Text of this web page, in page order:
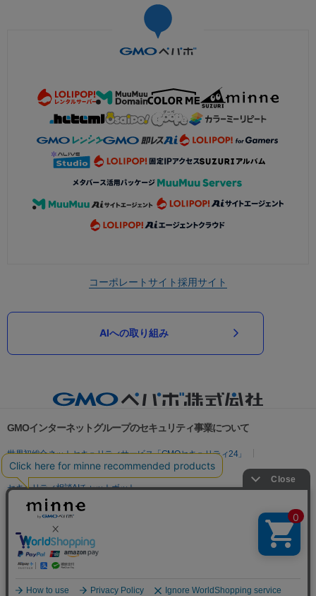
コーポレートサイト採用サイト
AIへの取り組み
GMOインターネットグループのセキュリティ事業について
世界初総合ネットセキュリティサービス「GMOセキュリティ24」
パスワード漏洩診断
Webサイトリスク診断
セキュリティ相談AIチャットボット
実在証明・盗聴対策
サイバー攻撃対策（GMO Flatt Security）
セキュリティ事業の軌跡